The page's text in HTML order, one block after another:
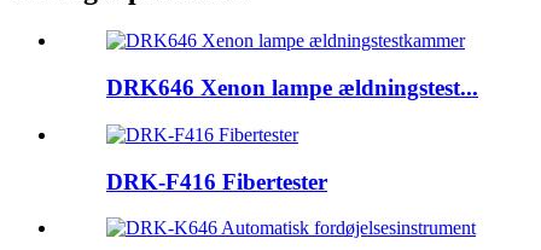
DRK646 Xenon lampe ældningstest...
DRK-F416 Fibertester